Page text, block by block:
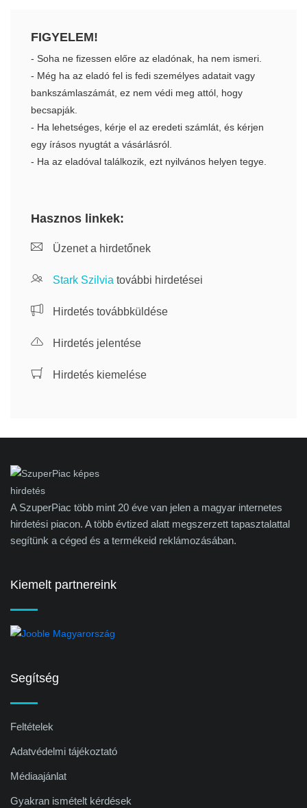
FIGYELEM!
- Soha ne fizessen előre az eladónak, ha nem ismeri.
- Még ha az eladó fel is fedi személyes adatait vagy
bankszámlaszámát, ez nem védi meg attól, hogy
becsapják.
- Ha lehetséges, kérje el az eredeti számlát, és kérjen
egy írásos nyugtát a vásárlásról.
- Ha az eladóval találkozik, ezt nyilvános helyen tegye.
Hasznos linkek:
Üzenet a hirdetőnek
Stark Szilvia további hirdetései
Hirdetés továbbküldése
Hirdetés jelentése
Hirdetés kiemelése
A SzuperPiac több mint 20 éve van jelen a magyar internetes
hirdetési piacon. A több évtized alatt megszerzett tapasztalattal
segítünk a céged és a termékeid reklámozásában.
Kiemelt partnereink
Segítség
Feltételek
Adatvédelmi tájékoztató
Médiaajánlat
Gyakran ismételt kérdések